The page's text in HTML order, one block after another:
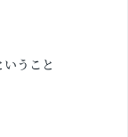
うこと